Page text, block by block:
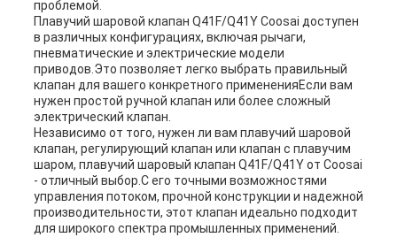
проблемой.
Плавучий шаровой клапан Q41F/Q41Y Coosai доступен
в различных конфигурациях, включая рычаги,
пневматические и электрические модели
приводов.Это позволяет легко выбрать правильный
клапан для вашего конкретного примененияЕсли вам
нужен простой ручной клапан или более сложный
электрический клапан.
Независимо от того, нужен ли вам плавучий шаровой
клапан, регулирующий клапан или клапан с плавучим
шаром, плавучий шаровый клапан Q41F/Q41Y от Coosai
- отличный выбор.С его точными возможностями
управления потоком, прочной конструкции и надежной
производительности, этот клапан идеально подходит
для широкого спектра промышленных применений.